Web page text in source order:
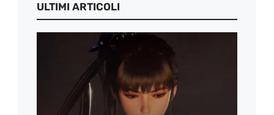
ULTIMI ARTICOLI